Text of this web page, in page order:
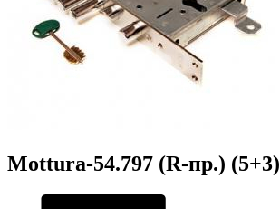
Mottura-54.797 (R-пр.) (5+3)